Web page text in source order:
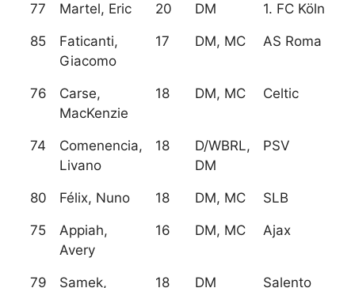
77 Martel, Eric 20 DM 1. FC Köln
85
Faticanti,
Giacomo
17 DM, MC AS Roma
76
Carse,
MacKenzie
18 DM, MC Celtic
74
Comenencia,
Livano
18
D/WBRL,
DM
PSV
80 Félix, Nuno 18 DM, MC SLB
75
Appiah,
Avery
16 DM, MC Ajax
79
Samek,
18 DM Salento